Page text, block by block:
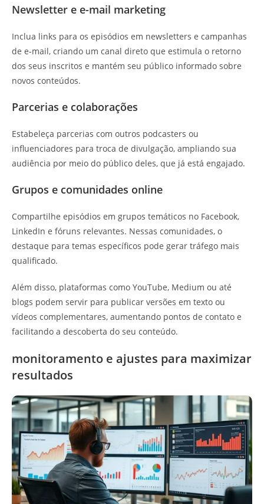
Newsletter e e-mail marketing
Inclua links para os episódios em newsletters e campanhas
de e-mail, criando um canal direto que estimula o retorno
dos seus inscritos e mantém seu público informado sobre
novos conteúdos.
Parcerias e colaborações
Estabeleça parcerias com outros podcasters ou
influenciadores para troca de divulgação, ampliando sua
audiência por meio do público deles, que já está engajado.
Grupos e comunidades online
Compartilhe episódios em grupos temáticos no Facebook,
LinkedIn e fóruns relevantes. Nessas comunidades, o
destaque para temas específicos pode gerar tráfego mais
qualificado.
Além disso, plataformas como YouTube, Medium ou até
blogs podem servir para publicar versões em texto ou
vídeos complementares, aumentando pontos de contato e
facilitando a descoberta do seu conteúdo.
monitoramento e ajustes para maximizar
resultados